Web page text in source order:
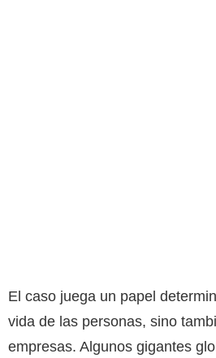
El caso juega un papel
vida de las personas, sino
empresas. Algunos gigantes